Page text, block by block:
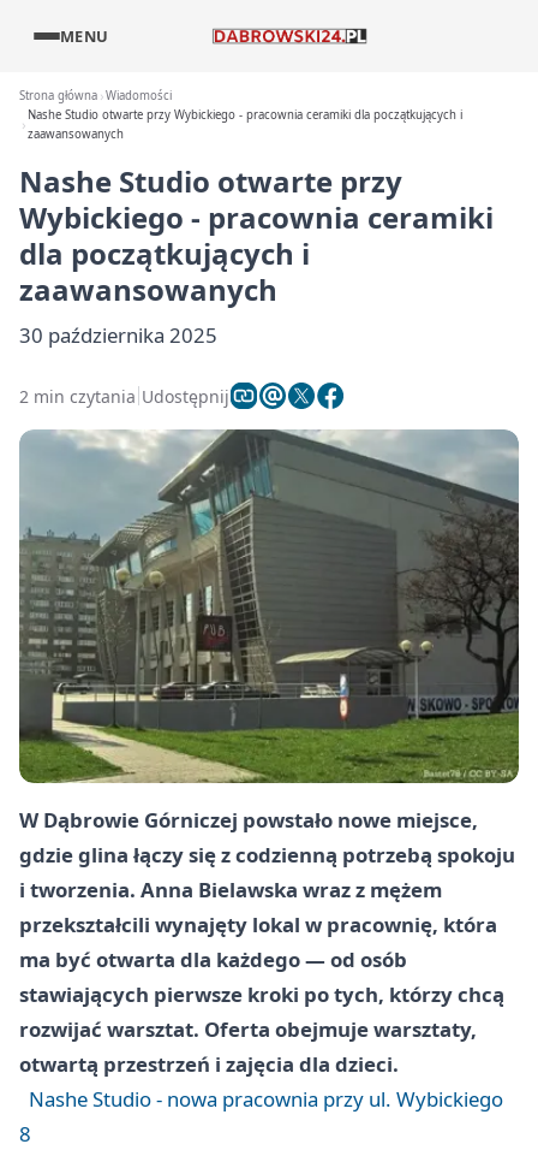
MENU
Strona główna Wiadomości
Nashe Studio otwarte przy Wybickiego - pracownia ceramiki dla początkujących i
zaawansowanych
Nashe Studio otwarte przy
Wybickiego - pracownia ceramiki
dla początkujących i
zaawansowanych
30 października 2025
2 min czytania Udostępnij
W Dąbrowie Górniczej powstało nowe miejsce,
gdzie glina łączy się z codzienną potrzebą spokoju
i tworzenia. Anna Bielawska wraz z mężem
przekształcili wynajęty lokal w pracownię, która
ma być otwarta dla każdego — od osób
stawiających pierwsze kroki po tych, którzy chcą
rozwijać warsztat. Oferta obejmuje warsztaty,
otwartą przestrzeń i zajęcia dla dzieci.
Nashe Studio - nowa pracownia przy ul. Wybickiego
8